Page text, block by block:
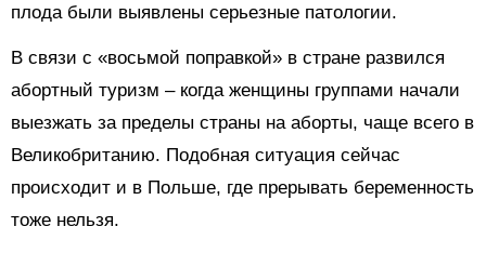
плода были выявлены серьезные патологии.
В связи с «восьмой поправкой» в стране развился
абортный туризм – когда женщины группами начали
выезжать за пределы страны на аборты, чаще всего в
Великобританию. Подобная ситуация сейчас
происходит и в Польше, где прерывать беременность
тоже нельзя.